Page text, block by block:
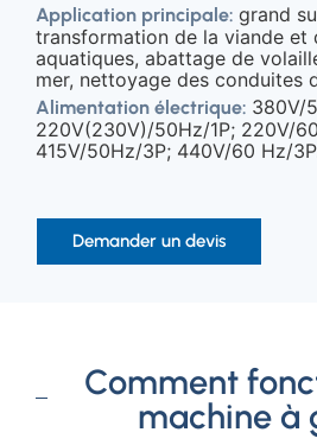
Application principale: grand
transformation de la viande et
aquatiques, abattage de
mer, nettoyage des conduites
Alimentation électrique: 380V/
220V(230V)/50Hz/1P; 220V/
415V/50Hz/3P; 440V/60 Hz/
Demander un devis
Comment
machine à